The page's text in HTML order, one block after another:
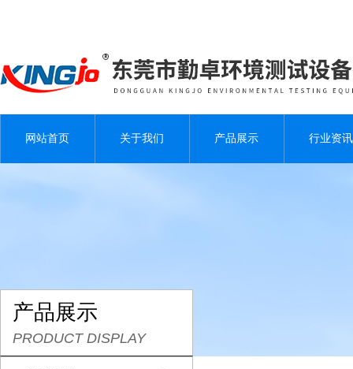
网站首页 关于我们 产品展示 行业资讯
产品展示
PRODUCT DISPLAY